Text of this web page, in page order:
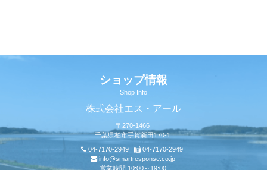
ショップ情報
Shop Info
株式会社エス・アール
〒270-1466
千葉県柏市手賀新田170-1
04-7170-2949
04-7170-2949
info@smartresponse.co.jp
営業時間 10:00～19:00